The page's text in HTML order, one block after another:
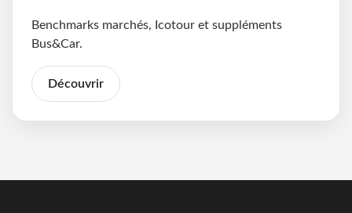
Benchmarks marchés, Icotour et suppléments
Bus&Car.
Découvrir